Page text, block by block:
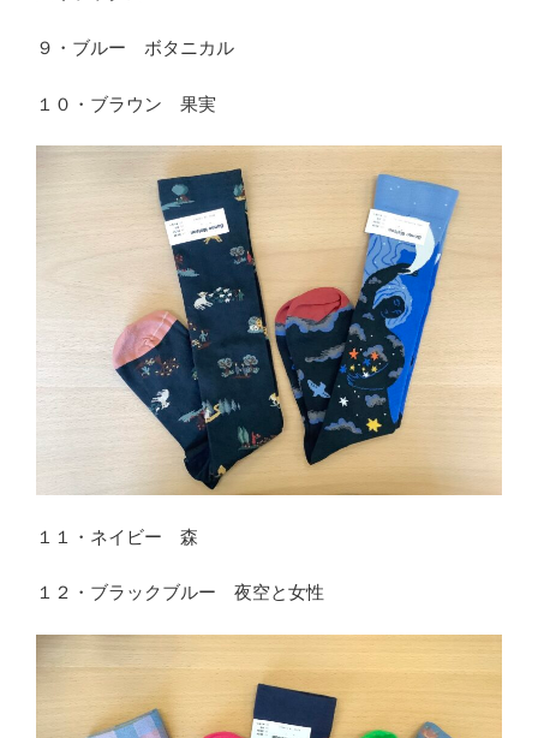
９・ブルー ボタニカル
１０・ブラウン 果実
１１・ネイビー 森
１２・ブラックブルー 夜空と女性